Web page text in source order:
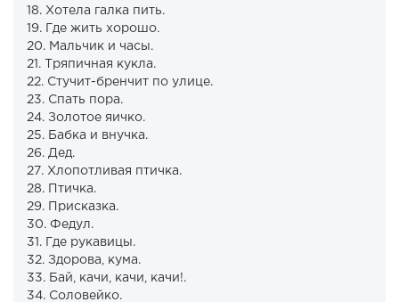
18. Хотела галка пить.
19. Где жить хорошо.
20. Мальчик и часы.
21. Тряпичная кукла.
22. Стучит-бренчит по улице.
23. Спать пора.
24. Золотое яичко.
25. Бабка и внучка.
26. Дед.
27. Хлопотливая птичка.
28. Птичка.
29. Присказка.
30. Федул.
31. Где рукавицы.
32. Здорова, кума.
33. Бай, качи, качи, качи!.
34. Соловейко.